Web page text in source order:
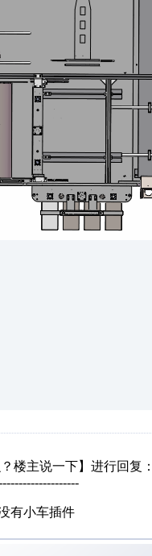
楼主说一下】进行回复
有小车插件